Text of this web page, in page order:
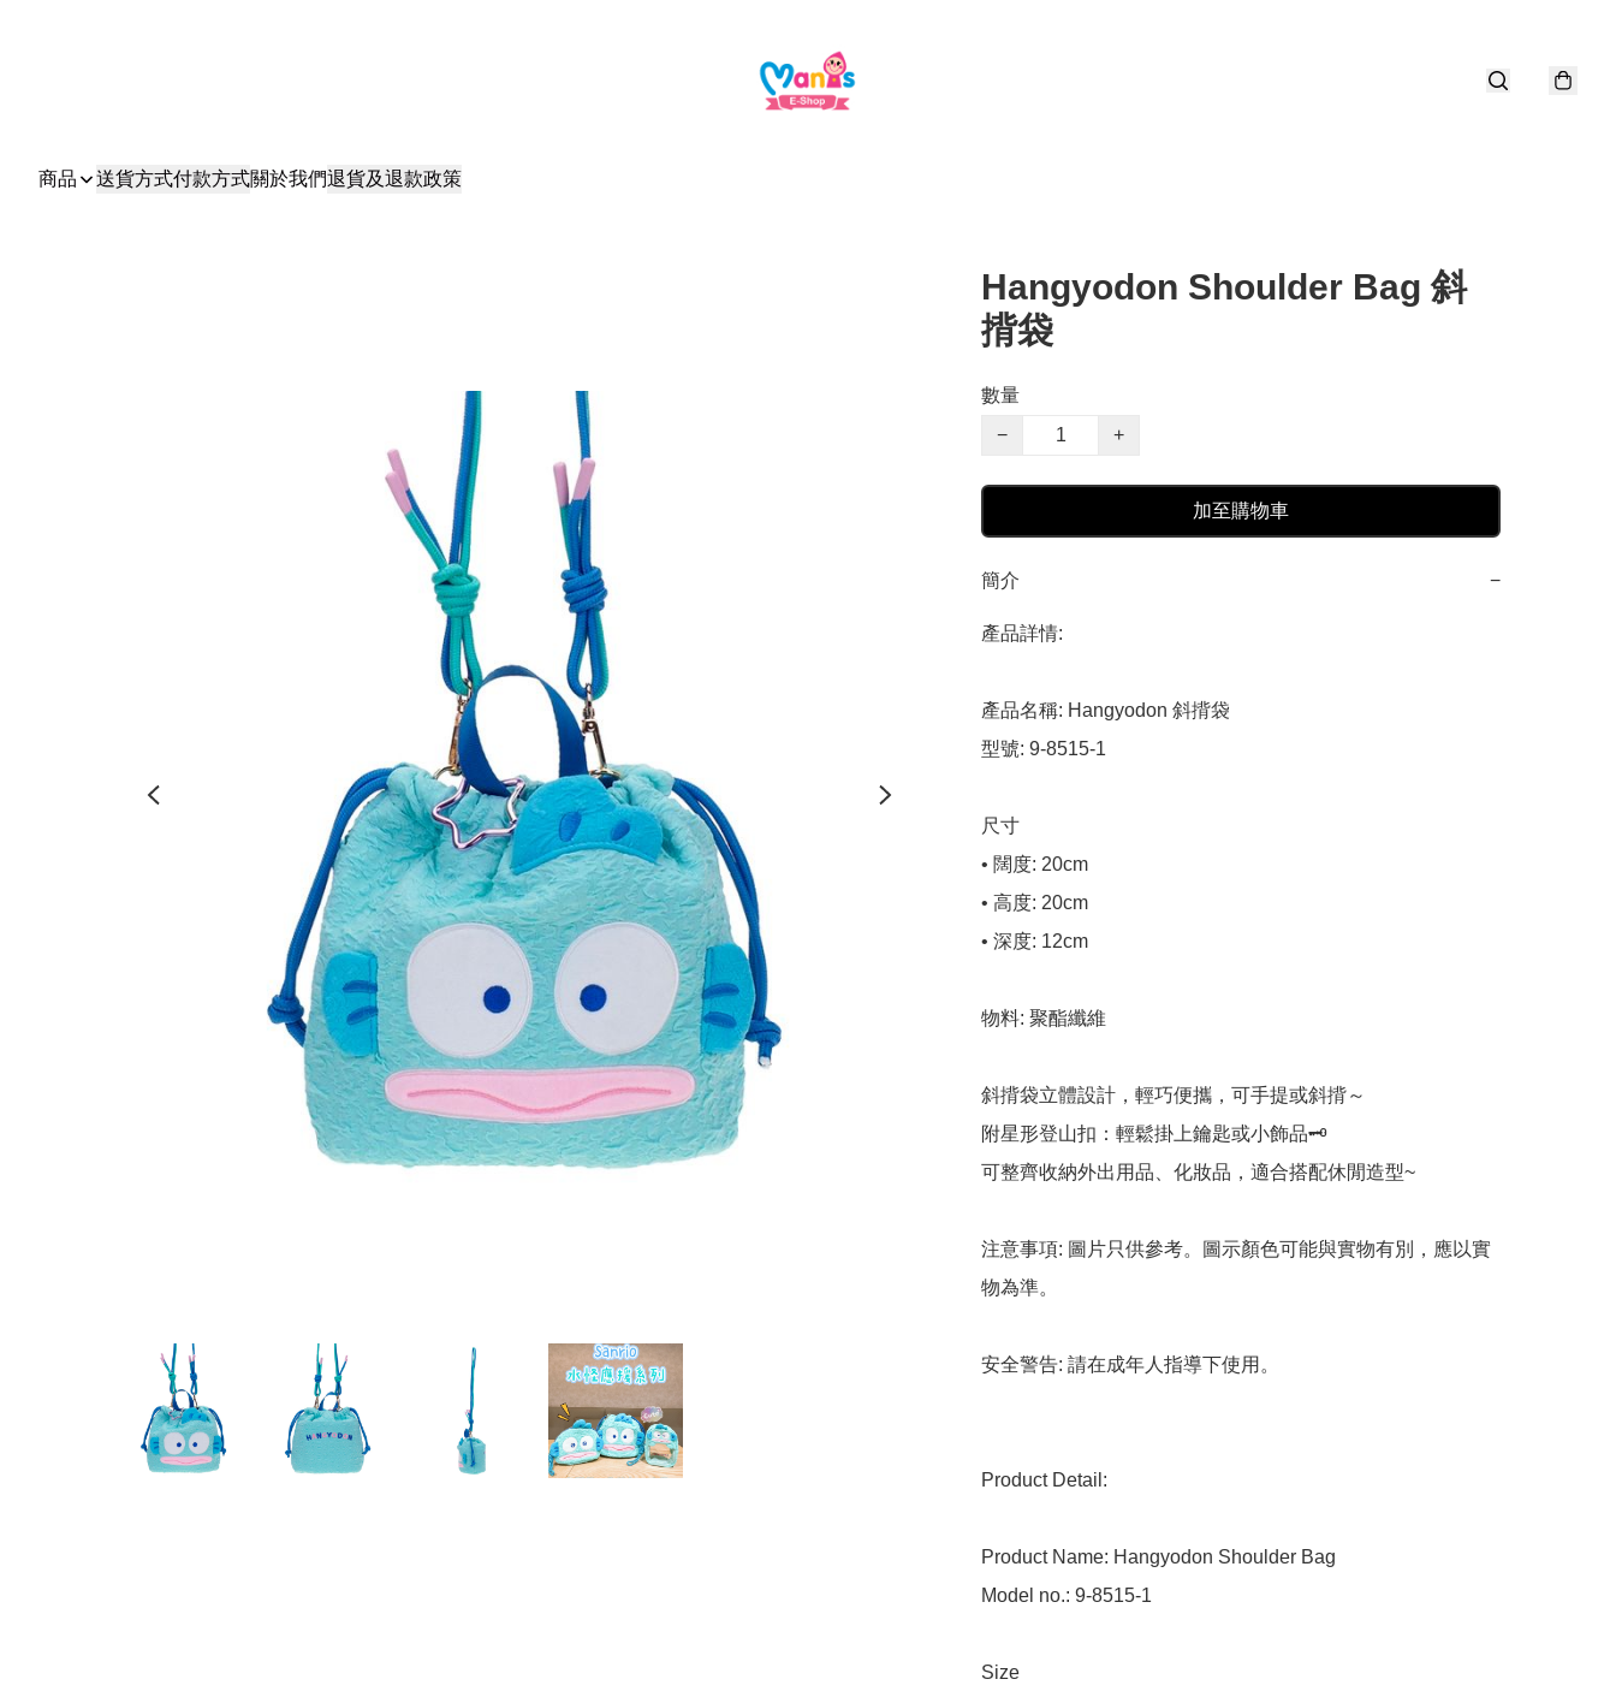
商品 送貨方式付款方式關於我們退貨及退款政策
Hangyodon Shoulder Bag 斜
揹袋
數量
−
+
加至購物車
簡介 −
產品詳情:
產品名稱: Hangyodon 斜揹袋
型號: 9-8515-1
尺寸
• 闊度: 20cm
• 高度: 20cm
• 深度: 12cm
物料: 聚酯纖維
斜揹袋立體設計，輕巧便攜，可手提或斜揹～
附星形登山扣：輕鬆掛上鑰匙或小飾品🗝️
可整齊收納外出用品、化妝品，適合搭配休閒造型~
注意事項: 圖片只供參考。圖示顏色可能與實物有別，應以實
物為準。
安全警告: 請在成年人指導下使用。
Product Detail:
Product Name: Hangyodon Shoulder Bag
Model no.: 9-8515-1
Size